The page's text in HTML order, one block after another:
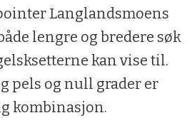
Langlandsmoens
lengre og bredere søk
kan vise til.
pels og null grader er
kombinasjon.